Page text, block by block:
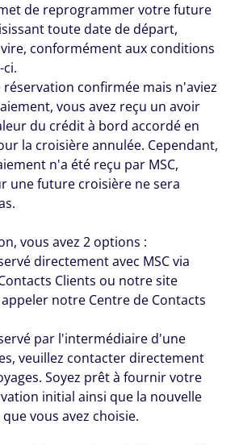
de reprogrammer votre future
toute date de départ,
conformément aux conditions
réservation confirmée mais n'aviez
vous avez reçu un avoir
du crédit à bord accordé en
la croisière annulée. Cependant,
n'a été reçu par MSC,
une future croisière ne sera
vous avez 2 options :
directement avec MSC via
Clients ou notre site
notre Centre de Contacts
par l'intermédiaire d'une
veuillez contacter directement
Soyez prêt à fournir votre
initial ainsi que la nouvelle
vous avez choisie.